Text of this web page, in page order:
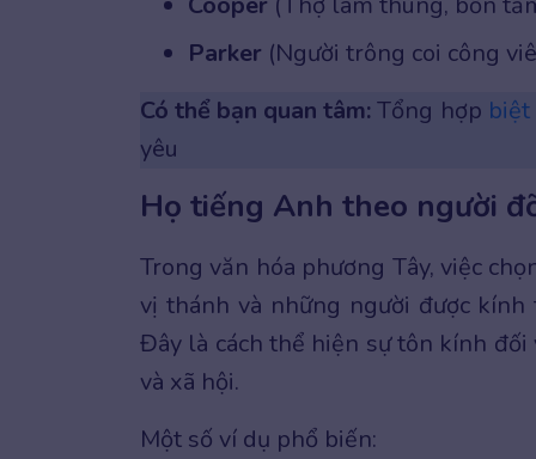
Parker (Người trông coi công
Có thể bạn quan tâm:Tổng hợp
yêu
Họ tiếng Anh theo người
Trong văn hóa phương Tây, việc
vị thánh và những người được
Đây là cách thể hiện sự tôn kính
và xã hội.
Một số ví dụ phổ biến: